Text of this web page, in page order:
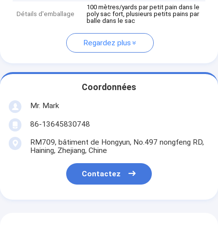
Détails d'emballage
100 mètres/yards par petit pain dans le
poly sac fort, plusieurs petits pains par
balle dans le sac
Regardez plus
Coordonnées
Mr. Mark
86-13645830748
RM709, bâtiment de Hongyun, No.497 nongfeng RD,
Haining, Zhejiang, Chine
Contactez